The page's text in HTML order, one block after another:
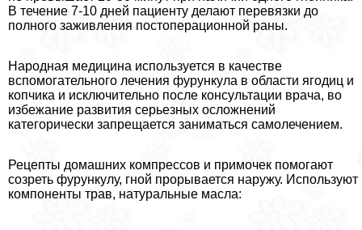
В течение 7-10 дней пациенту делают перевязки до
полного заживления постоперационной раны.
Народная медицина используется в качестве
вспомогательного лечения фурункула в области ягoдиц и
копчика и исключительно после консультации врача, во
избежание развития серьезных осложнений
категорически запрещается заниматься самолечением.
Рецепты домашних компрессов и примочек помогают
созреть фурункулу, гной прорывается наружу. Используют
компоненты трав, натуральные масла: